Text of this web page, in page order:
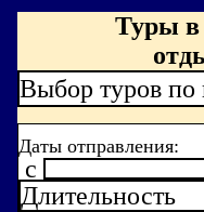
Туры в
Выбор туров по
Даты отправления:
c
Длительность